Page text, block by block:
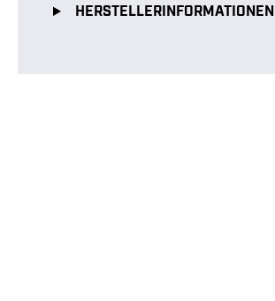
HERSTELLERINFORMATIONEN